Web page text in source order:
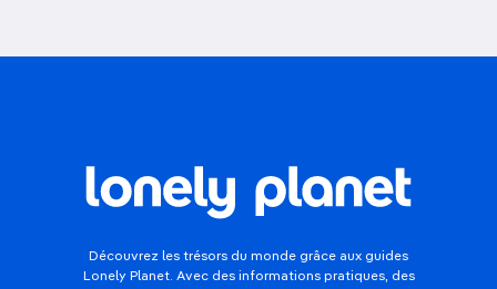
Découvrez les trésors du monde grâce aux guides
Lonely Planet. Avec des informations pratiques, des